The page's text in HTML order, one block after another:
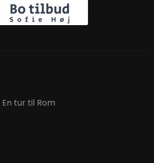
En tur til Rom